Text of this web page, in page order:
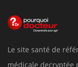
Le site santé de
médicale decryptée